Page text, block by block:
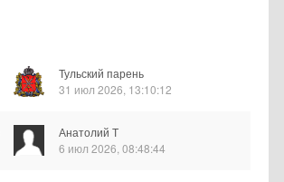
Тульский парень
31 июл 2026, 13:10:12
Анатолий Т
6 июл 2026, 08:48:44